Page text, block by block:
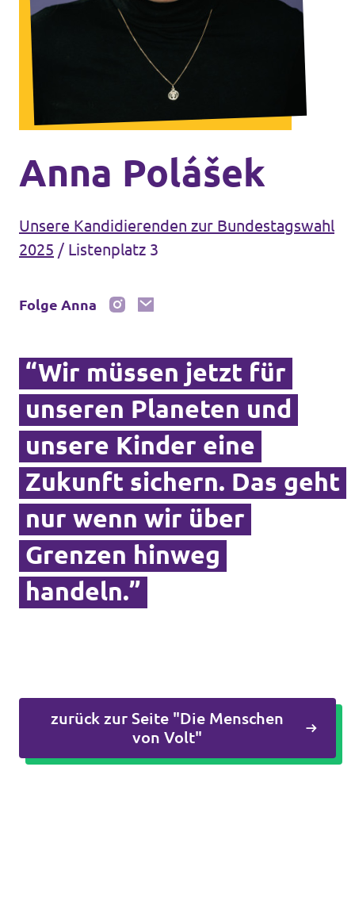
Unsere Events
Mache bei uns mit!
Deine Spende für Volt!
Transparenz
Datenschutz
Impressum
Anna Polášek
Unsere Kandidierenden zur Bundestagswahl
2025 / Listenplatz 3
Folge Anna
“Wir müssen jetzt für
unseren Planeten und
unsere Kinder eine
Zukunft sichern. Das geht
nur wenn wir über
Grenzen hinweg
handeln.”
zurück zur Seite "Die Menschen
von Volt"